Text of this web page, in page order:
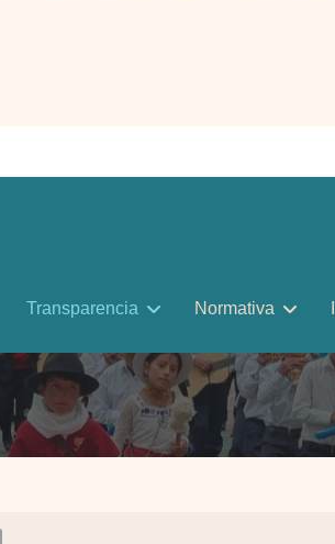
Transparencia Normativa